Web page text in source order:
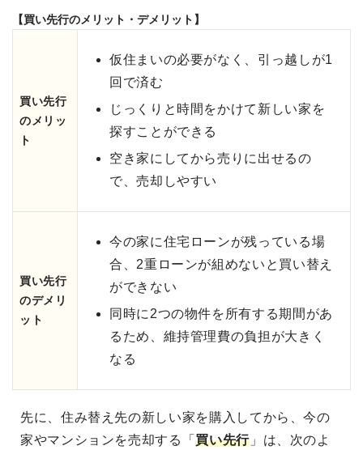
【買い先行のメリット・デメリット】
買い先行
のメリッ
ト
仮住まいの必要がなく、引っ越しが1
回で済む
じっくりと時間をかけて新しい家を
探すことができる
空き家にしてから売りに出せるの
で、売却しやすい
買い先行
のデメリ
ット
今の家に住宅ローンが残っている場
合、2重ローンが組めないと買い替え
ができない
同時に2つの物件を所有する期間があ
るため、維持管理費の負担が大きく
なる
先に、住み替え先の新しい家を購入してから、今の
家やマンションを売却する「買い先行」は、次のよ